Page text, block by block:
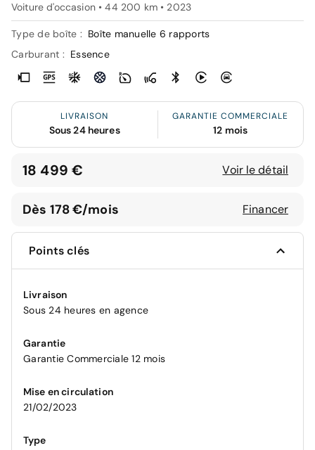
Voiture d'occasion • 44 200 km • 2023
Type de boîte : Boîte manuelle 6 rapports
Carburant : Essence
LIVRAISON
Sous 24 heures
GARANTIE COMMERCIALE
12 mois
18 499 € Voir le détail
Dès 178 €/mois Financer
Points clés
Livraison
Sous 24 heures en agence
Garantie
Garantie Commerciale 12 mois
Mise en circulation
21/02/2023
Type